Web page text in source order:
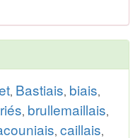
, Bastiais, biais,
, brullemaillais,
, caillais,